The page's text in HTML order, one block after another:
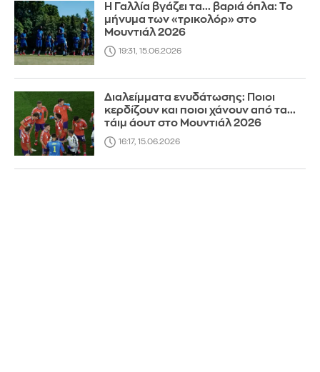
Η Γαλλία βγάζει τα... βαριά όπλα: Το
μήνυμα των «τρικολόρ» στο
Μουντιάλ 2026
19:31, 15.06.2026
Διαλείμματα ενυδάτωσης: Ποιοι
κερδίζουν και ποιοι χάνουν από τα...
τάιμ άουτ στο Μουντιάλ 2026
16:17, 15.06.2026